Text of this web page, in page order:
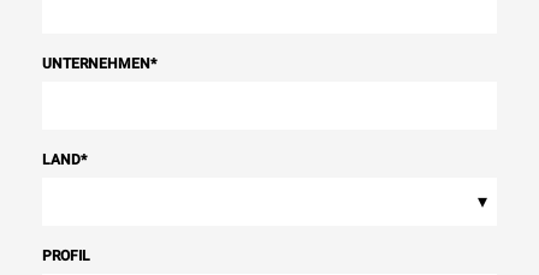
UNTERNEHMEN*
LAND*
▾
PROFIL